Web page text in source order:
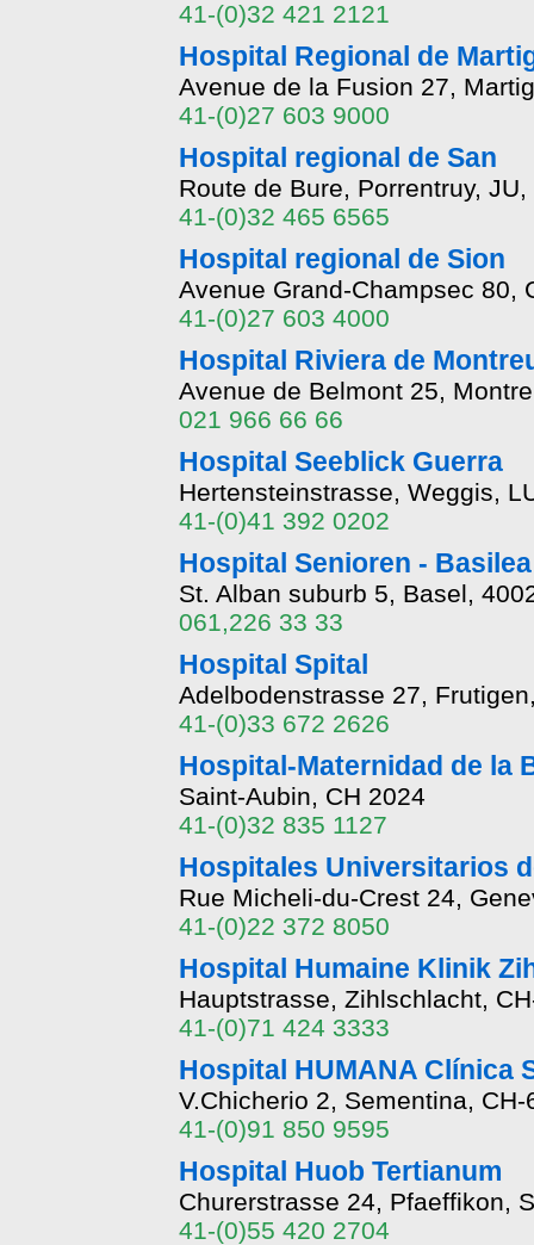
41-(0)32 421 2121
Hospital Regional de
Avenue de la Fusion 27,
41-(0)27 603 9000
Hospital regional de San
Route de Bure, Porrentruy,
41-(0)32 465 6565
Hospital regional de Sion
Avenue Grand-Champsec 80,
41-(0)27 603 4000
Hospital Riviera de
Avenue de Belmont 25,
021 966 66 66
Hospital Seeblick Guerra
Hertensteinstrasse, Weggis,
41-(0)41 392 0202
Hospital Senioren -
St. Alban suburb 5, Basel,
061,226 33 33
Hospital Spital
Adelbodenstrasse 27,
41-(0)33 672 2626
Hospital-Maternidad de la
Saint-Aubin, CH 2024
41-(0)32 835 1127
Hospitales Universitarios
Rue Micheli-du-Crest 24,
41-(0)22 372 8050
Hospital Humaine Klinik
Hauptstrasse, Zihlschlacht,
41-(0)71 424 3333
Hospital HUMANA Clínica
V.Chicherio 2, Sementina, CH-
41-(0)91 850 9595
Hospital Huob Tertianum
Churerstrasse 24, Pfaeffikon,
41-(0)55 420 2704